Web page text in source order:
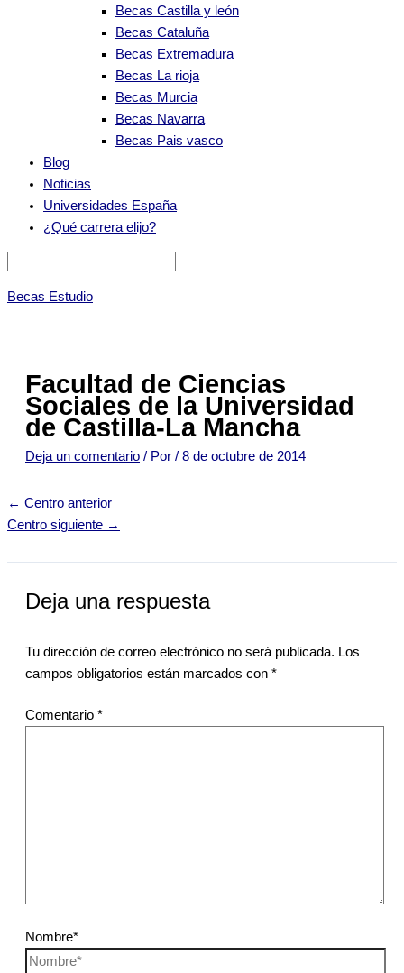
Becas Castilla y león
Becas Cataluña
Becas Extremadura
Becas La rioja
Becas Murcia
Becas Navarra
Becas Pais vasco
Blog
Noticias
Universidades España
¿Qué carrera elijo?
Becas Estudio
Facultad de Ciencias
Sociales de la Universidad
de Castilla-La Mancha
Deja un comentario / Por / 8 de octubre de 2014
← Centro anterior
Centro siguiente →
Deja una respuesta
Tu dirección de correo electrónico no será publicada. Los
campos obligatorios están marcados con *
Comentario *
Nombre*